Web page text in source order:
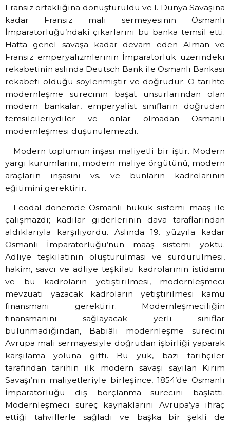
Fransız ortaklığına dönüştürüldü ve I. Dünya Savaşına
kadar Fransız mali sermeyesinin Osmanlı
İmparatorluğu’ndaki çıkarlarını bu banka temsil etti.
Hatta genel savaşa kadar devam eden Alman ve
Fransız emperyalizmlerinin İmparatorluk üzerindeki
rekabetinin aslında Deutsch Bank ile Osmanlı Bankası
rekabeti olduğu söylenmiştir ve doğrudur. O tarihte
modernleşme sürecinin başat unsurlarından olan
modern bankalar, emperyalist sınıfların doğrudan
temsilcileriydiler ve onlar olmadan Osmanlı
modernleşmesi düşünülemezdi.
Modern toplumun inşası maliyetli bir iştir. Modern
yargı kurumlarını, modern maliye örgütünü, modern
araçların inşasını vs. ve bunların kadrolarının
eğitimini gerektirir.
Feodal dönemde Osmanlı hukuk sistemi maaş ile
çalışmazdı; kadılar giderlerinin dava taraflarından
aldıklarıyla karşılıyordu. Aslında 19. yüzyıla kadar
Osmanlı İmparatorluğu’nun maaş sistemi yoktu.
Adliye teşkilatının oluşturulması ve sürdürülmesi,
hakim, savcı ve adliye teşkilatı kadrolarının istidamı
ve bu kadroların yetiştirilmesi, modernleşmeci
mevzuatı yazacak kadroların yetiştirilmesi kamu
finansmanı gerektirir. Modernleşmeciliğin
finansmanını sağlayacak yerli sınıflar
bulunmadığından, Babıâli modernleşme sürecini
Avrupa mali sermayesiyle doğrudan işbirliği yaparak
karşılama yoluna gitti. Bu yük, bazı tarihçiler
tarafından tarihin ilk modern savaşı sayılan Kırım
Savaşı’nın maliyetleriyle birleşince, 1854’de Osmanlı
İmparatorluğu dış borçlanma sürecini başlattı.
Modernleşmeci süreç kaynaklarını Avrupa’ya ihraç
ettiği tahvillerle sağladı ve başka bir şekli de